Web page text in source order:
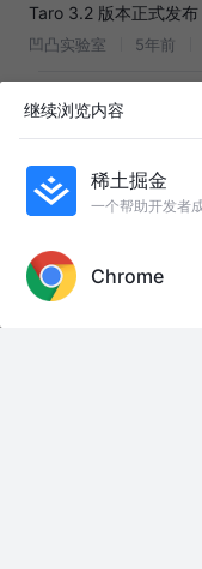
6
Taro 3.2 版本正式发
凹凸实验室 5年前
重磅！滴滴跨端框架
寒东设计师 6年前
Vue DevUI 1.0 正式发
友情链接：
继续浏览内容
稀土掘金
一个帮助开发者
Chrome